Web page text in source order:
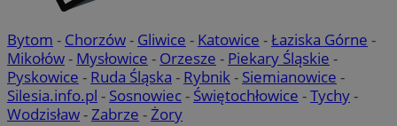
Bytom - Chorzów- Gliwice - Katowice -Łaziska Górne -
Mikołów- Mysłowice - Orzesze - Piekary Śląskie -
Pyskowice - Ruda Śląska - Rybnik- Siemianowice -
Silesia.info.pl - Sosnowiec- Świętochłowice -Tychy-
Wodzisław-Zabrze -Żory